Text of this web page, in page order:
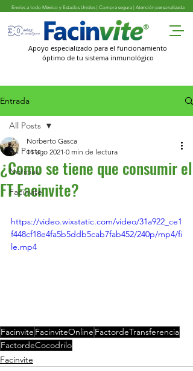
Envíos a todo México y Estados Unidos | Compra segura | Atención personalizada
Apoyo especializado para el funcionamiento
óptimo de tu sistema inmunológico
Entrada
All Posts
Noticias
Facinvite
All Posts
¿Como se tiene que consumir el
FT Facinvite?
Norberto Gasca
11 ago 2021 0 min de lectura
https://video.wixstatic.com/video/31a922_ce1
f448cf18e4fa5b5ddb5cab7fab452/240p/mp4/fi
le.mp4
Facinvite FacinviteOnline FactordeTransferencia
FactordeCocodrilo
Facinvite